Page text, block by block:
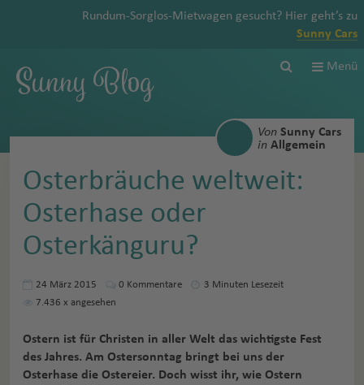
Rundum-Sorglos-Mietwagen gesucht? Hier geht’s zu
Sunny Cars
Sunny Blog Menü
Von Sunny Cars
in Allgemein
Osterbräuche weltweit:
Osterhase oder
Osterkänguru?
24 März 2015 0 Kommentare
3 Minuten Lesezeit
7.436 x angesehen
Ostern ist für Christen in aller Welt das wichtigste Fest
des Jahres. Am Ostersonntag bringt bei uns der
Osterhase die Ostereier. Doch wisst ihr, wie Ostern